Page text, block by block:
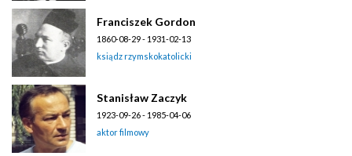
Franciszek Gordon
1860-08-29 - 1931-02-13
ksiądz rzymskokatolicki
Stanisław Zaczyk
1923-09-26 - 1985-04-06
aktor filmowy